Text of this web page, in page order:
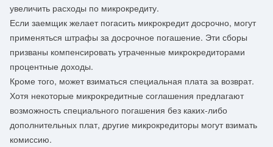
увеличить расходы по микрокредиту.
Если заемщик желает погасить микрокредит досрочно, могут
применяться штрафы за досрочное погашение. Эти сборы
призваны компенсировать утраченные микрокредиторами
процентные доходы.
Кроме того, может взиматься специальная плата за возврат.
Хотя некоторые микрокредитные соглашения предлагают
возможность специального погашения без каких-либо
дополнительных плат, другие микрокредиторы могут взимать
комиссию.